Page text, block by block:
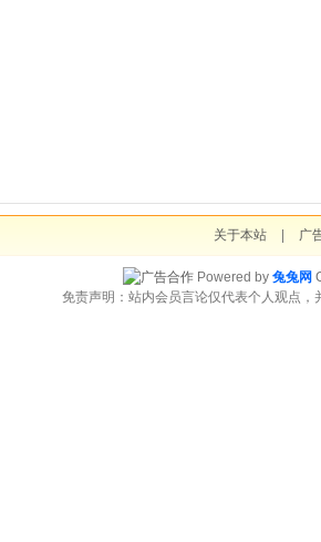
关于本站 广
Powered by 兔兔网
免责声明：站内会员言论仅代表个人观点